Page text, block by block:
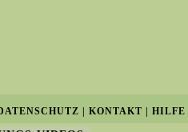
KONTAKT HILFE